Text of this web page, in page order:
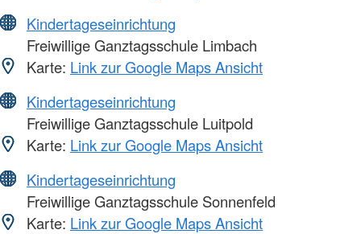
Kindertageseinrichtung
Freiwillige Ganztagsschule Limbach
Karte: Link zur Google Maps Ansicht
Kindertageseinrichtung
Freiwillige Ganztagsschule Luitpold
Karte: Link zur Google Maps Ansicht
Kindertageseinrichtung
Freiwillige Ganztagsschule Sonnenfeld
Karte: Link zur Google Maps Ansicht